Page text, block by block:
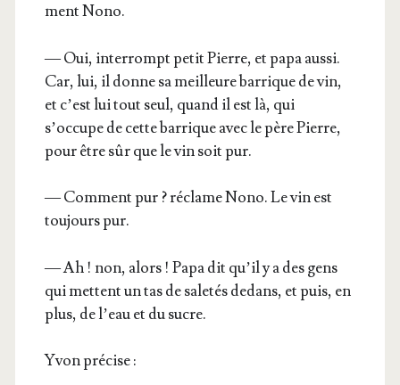
ment Nono.
— Oui, inter­rompt petit Pierre, et papa aus­si.
Car, lui, il donne sa meilleure bar­rique de vin,
et c’est lui tout seul, quand il est là, qui
s’occupe de cette bar­rique avec le père Pierre,
pour être sûr que le vin soit pur.
— Com­ment pur ? réclame Nono. Le vin est
tou­jours pur.
— Ah ! non, alors ! Papa dit qu’il y a des gens
qui mettent un tas de sale­tés dedans, et puis, en
plus, de l’eau et du sucre.
Yvon pré­cise :